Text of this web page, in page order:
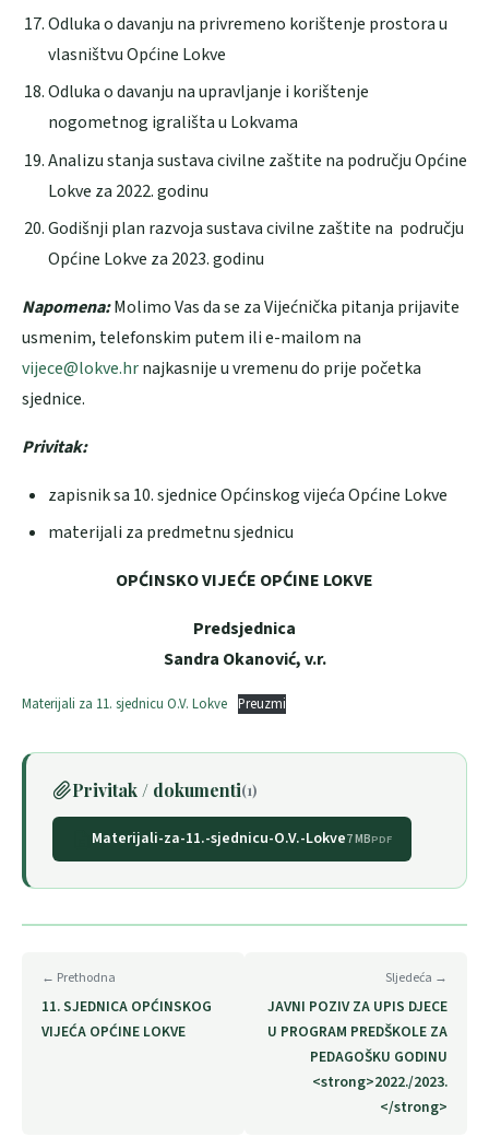
Odluka o davanju na privremeno korištenje prostora u
vlasništvu Općine Lokve
Odluka o davanju na upravljanje i korištenje
nogometnog igrališta u Lokvama
Analizu stanja sustava civilne zaštite na području Općine
Lokve za 2022. godinu
Godišnji plan razvoja sustava civilne zaštite na području
Općine Lokve za 2023. godinu
Napomena:Molimo Vas da se za Vijećnička pitanja prijavite
usmenim, telefonskim putem ili e-mailom na
vijece@lokve.hrnajkasnije u vremenu do prije početka
sjednice.
Privitak:
zapisnik sa 10. sjednice Općinskog vijeća Općine Lokve
materijali za predmetnu sjednicu
OPĆINSKO VIJEĆE OPĆINE LOKVE
Predsjednica
Sandra Okanović, v.r.
Materijali za 11. sjednicu O.V. Lokve Preuzmi
Privitak / dokumenti(1)
Materijali-za-11.-sjednicu-O.V.-Lokve7 MBPDF
← Prethodna
11. SJEDNICA OPĆINSKOG
VIJEĆA OPĆINE LOKVE
Sljedeća →
JAVNI POZIV ZA UPIS DJECE
U PROGRAM PREDŠKOLE ZA
PEDAGOŠKU GODINU
<strong>2022./2023.
</strong>